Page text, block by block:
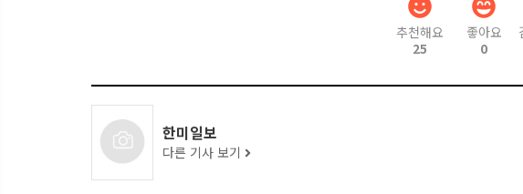
추천해요
25
좋아요
0
한미일보
다른 기사 보기